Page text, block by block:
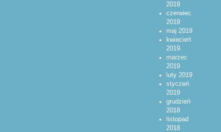
2019
czerwiec
2019
maj 2019
kwiecień
2019
marzec
2019
luty 2019
styczeń
2019
grudzień
2018
listopad
2018